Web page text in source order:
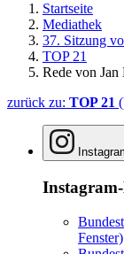
Startseite
Mediathek
37. Sitzung
TOP 21
Rede von
zurück zu: TOP 21
Fenster)